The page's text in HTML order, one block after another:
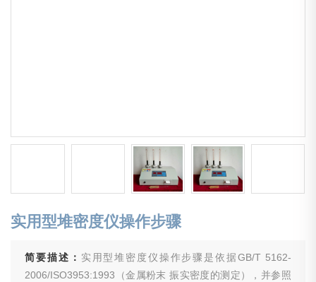
实用型堆密度仪操作步骤
简要描述： 实用型堆密度仪操作步骤是依据GB/T 5162-
2006/ISO3953:1993（金属粉末 振实密度的测定），并参照